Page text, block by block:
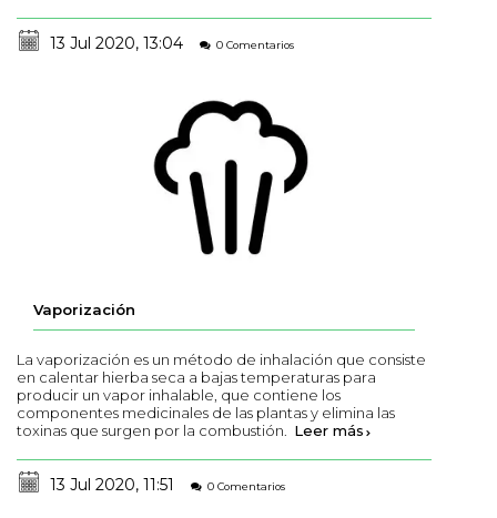
13 Jul 2020, 13:04 0 Comentarios
Vaporización
La vaporización es un método de inhalación que consiste
en calentar hierba seca a bajas temperaturas para
producir un vapor inhalable, que contiene los
componentes medicinales de las plantas y elimina las
toxinas que surgen por la combustión. Leer más
13 Jul 2020, 11:51 0 Comentarios